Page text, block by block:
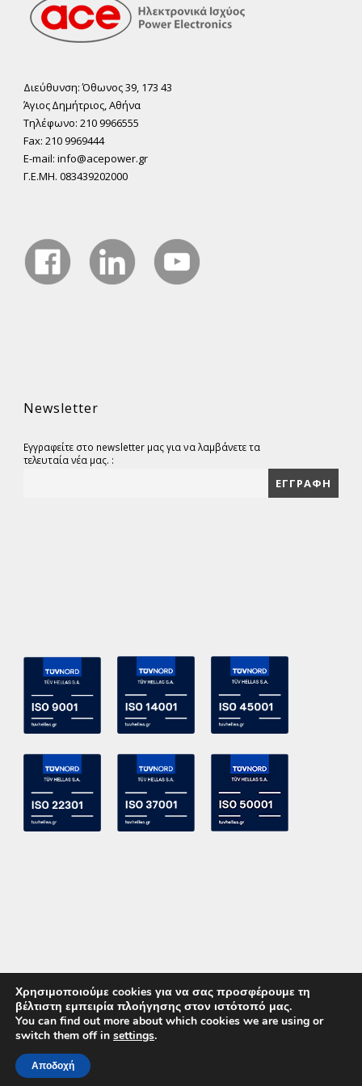
Διεύθυνση: Όθωνος 39, 173 43
Άγιος ∆ηµήτριος, Αθήνα
Τηλέφωνο: 210 9966555
Fax: 210 9969444
E-mail: info@acepower.gr
Γ.Ε.ΜΗ. 083439202000
Newsletter
Εγγραφείτε στο newsletter μας για να λαμβάνετε τα
τελευταία νέα μας. :
Copyright 2015 ACE Power Electronics - All Right Reserved
ΚΑΛΕΣΤΕ ΜΑΣ
Χρησιμοποιούμε cookies για να σας προσφέρουμε τη
βέλτιστη εμπειρία πλοήγησης στον ιστότοπό μας.
You can find out more about which cookies we are using or
switch them off in settings.
Αποδοχή